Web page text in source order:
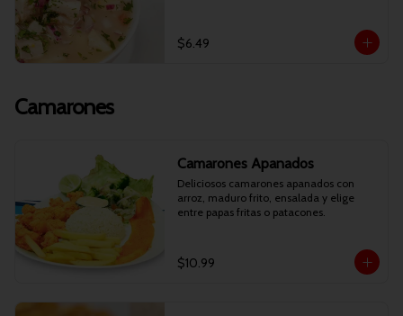
$6.49
Camarones
Camarones Apanados
Deliciosos camarones apanados con
arroz, maduro frito, ensalada y elige
entre papas fritas o patacones.
$10.99